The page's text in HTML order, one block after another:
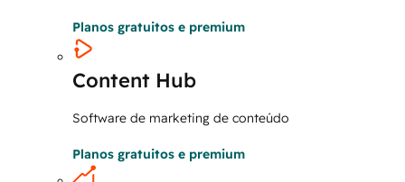
Planos gratuitos e premium
Content Hub
Software de marketing de conteúdo
Planos gratuitos e premium